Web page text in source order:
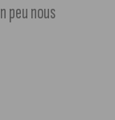
peu nous